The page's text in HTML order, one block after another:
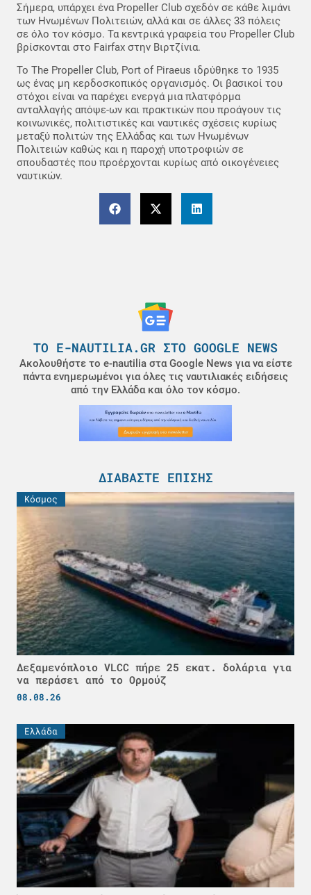
Σήμερα, υπάρχει ένα Propeller Club σχεδόν σε κάθε λιμάνι
των Ηνωμένων Πολιτειών, αλλά και σε άλλες 33 πόλεις
σε όλο τον κόσμο. Τα κεντρικά γραφεία του Propeller Club
βρίσκονται στο Fairfax στην Βιρτζίνια.
Το The Propeller Club, Port of Piraeus ιδρύθηκε το 1935
ως ένας μη κερδοσκοπικός οργανισμός. Οι βασικοί του
στόχοι είναι να παρέχει ενεργά μια πλατφόρμα
ανταλλαγής απόψε-ων και πρακτικών που προάγουν τις
κοινωνικές, πολιτιστικές και ναυτικές σχέσεις κυρίως
μεταξύ πολιτών της Ελλάδας και των Ηνωμένων
Πολιτειών καθώς και η παροχή υποτροφιών σε
σπουδαστές που προέρχονται κυρίως από οικογένειες
ναυτικών.
ΤΟ E-NAUTILIA.GR ΣΤΟ GOOGLE NEWS
Ακολουθήστε το e-nautilia στα Google News για να είστε
πάντα ενημερωμένοι για όλες τις ναυτιλιακές ειδήσεις
από την Ελλάδα και όλο τον κόσμο.
ΔΙΑΒΆΣΤΕ ΕΠΊΣΗΣ
Κόσμος
Δεξαμενόπλοιο VLCC πήρε 25 εκατ. δολάρια για
να περάσει από το Ορμούζ
08.08.26
Ελλάδα